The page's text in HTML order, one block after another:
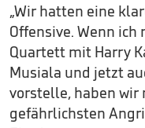
„Wir hatten eine
Offensive. Wenn
Quartett mit Harry
Musiala und jetzt
vorstelle, haben wir
gefährlichsten